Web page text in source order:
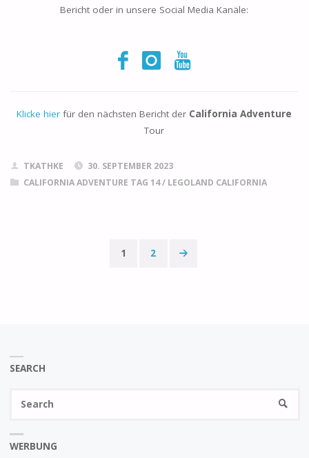
Bericht oder in unsere Social Media Kanäle:
Klicke hier für den nächsten Bericht der California Adventure
Tour
TKATHKE
30. SEPTEMBER 2023
CALIFORNIA ADVENTURE TAG 14/ LEGOLAND CALIFORNIA
1 2
SEARCH
WERBUNG